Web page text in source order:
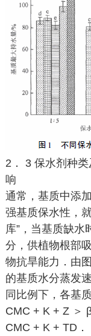
2． 3 保水剂种
响
通常，基质中添
强基质保水性，
库”，当基质缺
分，供植物根部
物抗旱能力．由
的基质水分蒸发
同比例下，各基
CMC + K + Z ＞
CMC + K + TD．